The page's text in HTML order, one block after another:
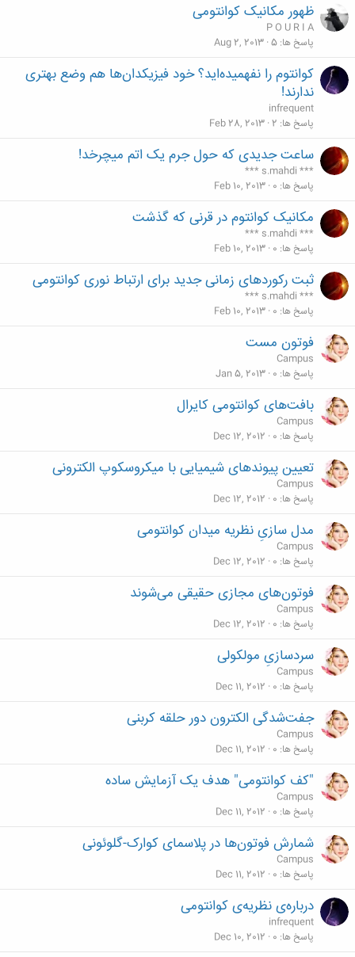
ظهور مکانیک کوانتومی
P O U R I A
پاسخ ها 5
Aug 2, 2013
کوانتوم را نفهمیده‌اید؟ خود فیزیکدان‌ها هم وضع بهتری
ندارند!
infrequent
پاسخ ها 2
Feb 28, 2013
ساعت جدیدی که حول جرم یک اتم میچرخد!
*** s.mahdi ***
پاسخ ها 0
Feb 10, 2013
مکانیک کوانتوم در قرنی که گذشت
*** s.mahdi ***
پاسخ ها 0
Feb 10, 2013
ثبت رکوردهای زمانی جدید برای ارتباط نوری کوانتومی
*** s.mahdi ***
پاسخ ها 0
Feb 10, 2013
فوتون مست
Campus
پاسخ ها 0
Jan 5, 2013
بافت‌های کوانتومی کایرال
Campus
پاسخ ها 0
Dec 12, 2012
تعیین پیوندهای شیمیایی با میکروسکوپ الکترونی
Campus
پاسخ ها 0
Dec 12, 2012
مدل سازیِ نظریه میدان کوانتومی
Campus
پاسخ ها 0
Dec 12, 2012
فوتون‌های مجازی حقیقی می‌شوند
Campus
پاسخ ها 0
Dec 12, 2012
سردسازیِ مولکولی
Campus
پاسخ ها 0
Dec 11, 2012
جفت‌شدگی الکترون دور حلقه کربنی
Campus
پاسخ ها 0
Dec 11, 2012
"کف کوانتومی" هدف یک آزمایش ساده‌
Campus
پاسخ ها 0
Dec 11, 2012
شمارش فوتون‌ها در پلاسمای کوارک-گلوئونی
Campus
پاسخ ها 0
Dec 11, 2012
درباره‌ی نظریه‌ی کوانتومی
infrequent
پاسخ ها 0
Dec 10, 2012